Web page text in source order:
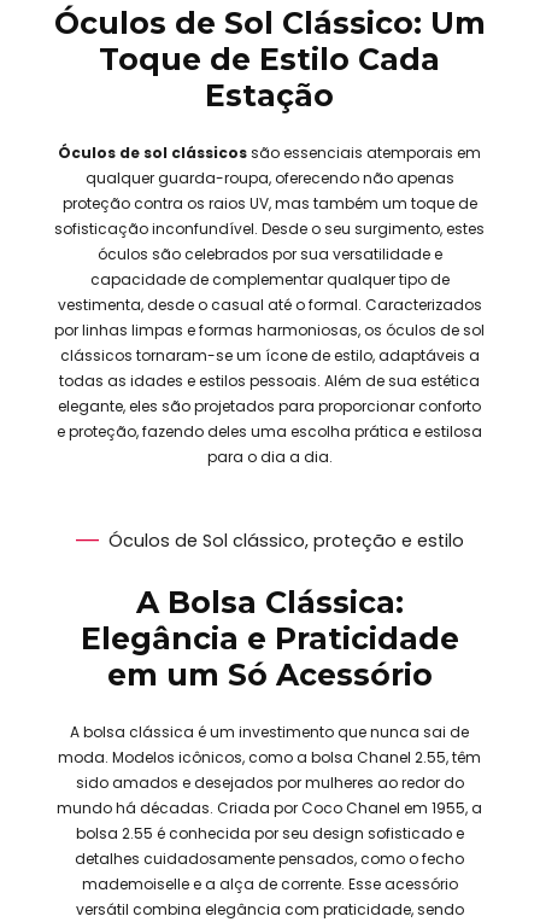
Óculos de Sol Clássico: Um
Toque de Estilo Cada
Estação
Óculos de sol clássicossão essenciais atemporais em
qualquer guarda-roupa, oferecendo não apenas
proteção contra os raios UV, mas também um toque de
sofisticação inconfundível. Desde o seu surgimento, estes
óculos são celebrados por sua versatilidade e
capacidade de complementar qualquer tipo de
vestimenta, desde o casual até o formal. Caracterizados
por linhas limpas e formas harmoniosas, os óculos de sol
clássicos tornaram-se um ícone de estilo, adaptáveis a
todas as idades e estilos pessoais. Além de sua estética
elegante, eles são projetados para proporcionar conforto
e proteção, fazendo deles uma escolha prática e estilosa
para o dia a dia.
Óculos de Sol clássico, proteção e estilo
A Bolsa Clássica:
Elegância e Praticidade
em um Só Acessório
A bolsa clássica é um investimento que nunca sai de
moda. Modelos icônicos, como a bolsa Chanel 2.55, têm
sido amados e desejados por mulheres ao redor do
mundo há décadas. Criada por Coco Chanel em 1955, a
bolsa 2.55 é conhecida por seu design sofisticado e
detalhes cuidadosamente pensados, como o fecho
mademoiselle e a alça de corrente. Esse acessório
versátil combina elegância com praticidade, sendo